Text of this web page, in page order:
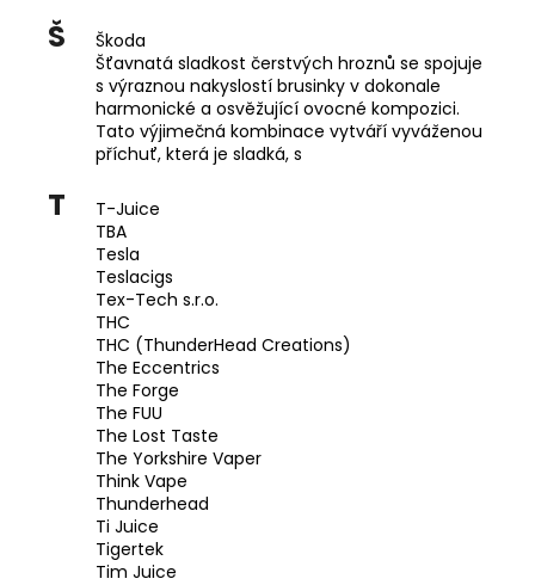
Š
Škoda
Šťavnatá sladkost čerstvých hroznů se spojuje
s výraznou nakyslostí brusinky v dokonale
harmonické a osvěžující ovocné kompozici.
Tato výjimečná kombinace vytváří vyváženou
příchuť, která je sladká, s
T
T-Juice
TBA
Tesla
Teslacigs
Tex-Tech s.r.o.
THC
THC (ThunderHead Creations)
The Eccentrics
The Forge
The FUU
The Lost Taste
The Yorkshire Vaper
Think Vape
Thunderhead
Ti Juice
Tigertek
Tim Juice